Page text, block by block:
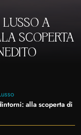
LUSSO A
SCOPERTA
alla scoperta di